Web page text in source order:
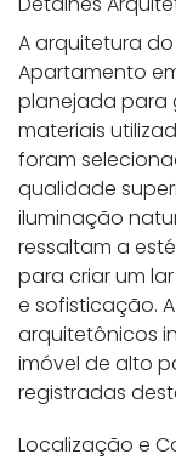
A arquitetura
Apartamento
planejada para
materiais
foram
qualidade
iluminação
ressaltam a
para criar um
e sofisticação.
arquitetônicos
imóvel de alto
registradas
Localização e